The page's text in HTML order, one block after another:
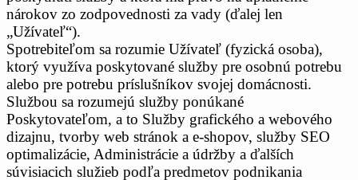
nárokov zo zodpovednosti za vady (ďalej len
„Užívateľ“).
Spotrebiteľom sa rozumie Užívateľ (fyzická osoba),
ktorý využíva poskytované služby pre osobnú potrebu
alebo pre potrebu príslušníkov svojej domácnosti.
Službou sa rozumejú služby ponúkané
Poskytovateľom, a to Služby grafického a webového
dizajnu, tvorby web stránok a e-shopov, služby SEO
optimalizácie, Administrácie a údržby a ďalších
súvisiacich služieb podľa predmetov podnikania